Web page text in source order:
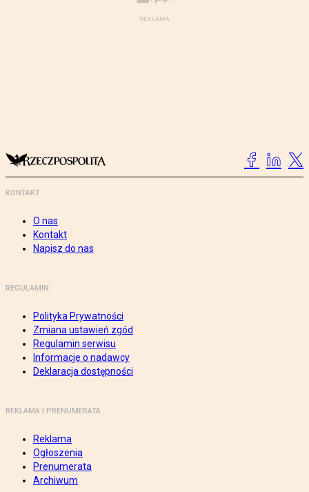
KONTAKT
O nas
Kontakt
Napisz do nas
REGULAMIN
Polityka Prywatności
Zmiana ustawień zgód
Regulamin serwisu
Informacje o nadawcy
Deklaracja dostępności
REKLAMA I PRENUMERATA
Reklama
Ogłoszenia
Prenumerata
Archiwum